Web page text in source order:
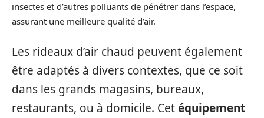
insectes et d’autres polluants de pénétrer dans l’espace,
assurant une meilleure qualité d’air.
Les rideaux d’air chaud peuvent également
être adaptés à divers contextes, que ce soit
dans les grands magasins, bureaux,
restaurants, ou à domicile. Cetéquipement